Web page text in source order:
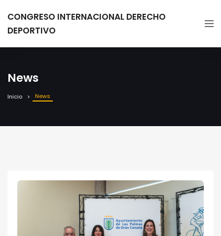
CONGRESO INTERNACIONAL DERECHO
DEPORTIVO
News
Inicio News